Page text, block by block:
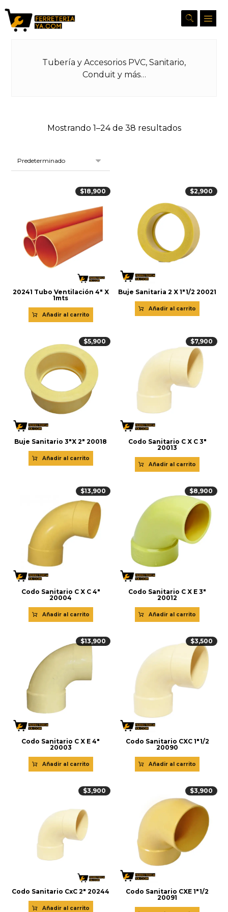
Tubería y Accesorios PVC, Sanitario,
Conduit y más…
Mostrando 1–24 de 38 resultados
20241 Tubo Ventilación 4″ X
1mts
$18,900
Añadir al carrito
Buje Sanitaria 2 X 1″1/2 20021
$2,900
Añadir al carrito
Buje Sanitario 3″X 2″ 20018
$5,900
Añadir al carrito
Codo Sanitario C X C 3″
20013
$7,900
Añadir al carrito
Codo Sanitario C X C 4″
20004
$13,900
Añadir al carrito
Codo Sanitario C X E 3″
20012
$8,900
Añadir al carrito
Codo Sanitario C X E 4″
20003
$13,900
Añadir al carrito
Codo Sanitario CXC 1″1/2
20090
$3,500
Añadir al carrito
Codo Sanitario CxC 2″ 20244
$3,900
Añadir al carrito
Codo Sanitario CXE 1″1/2
20091
$3,900